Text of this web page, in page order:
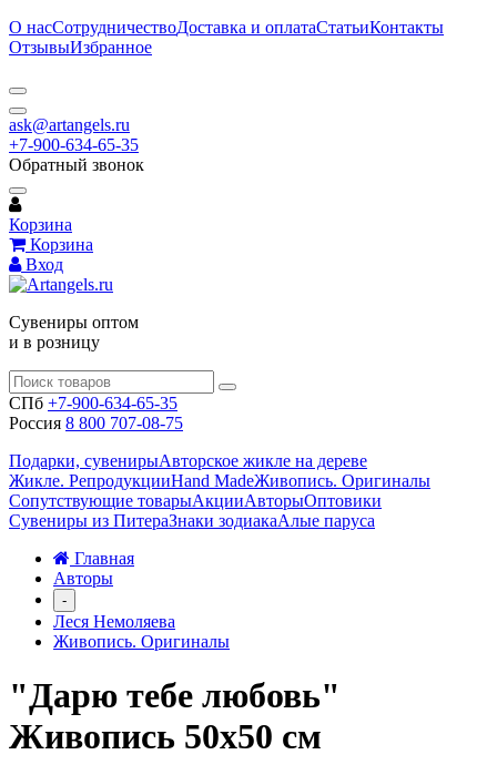
О насСотрудничествоДоставка и оплатаСтатьиКонтакты
ОтзывыИзбранное
ask@artangels.ru
+7-900-634-65-35
Обратный звонок
Корзина
Корзина
Вход
Сувениры оптом
и в розницу
СПб +7-900-634-65-35
Россия 8 800 707-08-75
Подарки, сувенирыАвторское жикле на дереве
Жикле. РепродукцииHand MadeЖивопись. Оригиналы
Сопутствующие товарыАкцииАвторыОптовики
Сувениры из ПитераЗнаки зодиакаАлые паруса
Главная
Авторы
-
Леся Немоляева
Живопись. Оригиналы
"Дарю тебе любовь"
Живопись 50х50 см